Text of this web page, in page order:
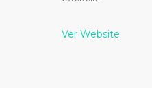
Ver Website